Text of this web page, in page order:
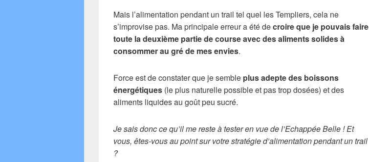
Mais l’alimentation pendant un trail tel quel les Templiers, cela ne
s’improvise pas. Ma principale erreur a été decroire que je pouvais faire
toute la deuxième partie de course avec des aliments solides à
consommer au gré de mes envies.
Force est de constater que je semble plus adepte des boissons
énergétiques (le plus naturelle possible et pas trop dosées) et des
aliments liquides au goût peu sucré.
Je sais donc ce qu’il me reste à tester en vue de l’Echappée Belle ! Et
vous, êtes-vous au point sur votre stratégie d’alimentation pendant un trail
?